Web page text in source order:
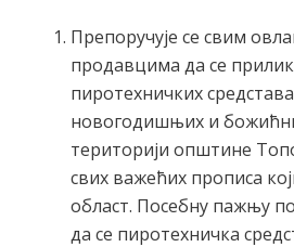
Препоручује се свим
продавцима да се
пиротехничких
новогодишњих и
територији општине
свих важећих прописа
област. Посебну пажњу
да се пиротехничка